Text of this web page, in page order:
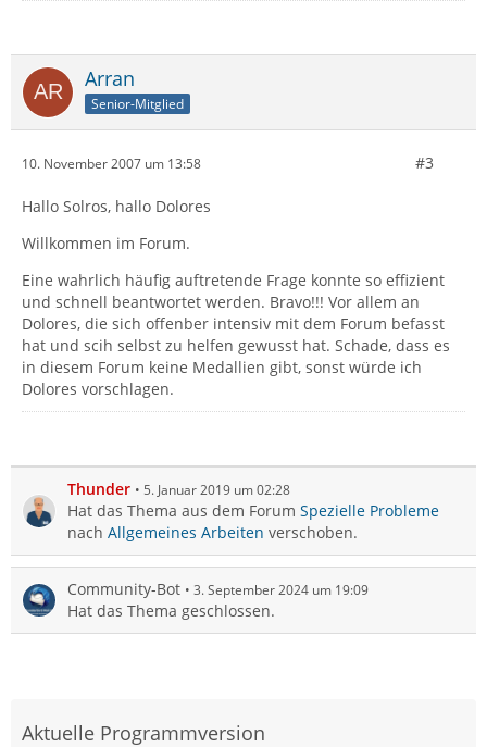
Arran
Senior-Mitglied
10. November 2007 um 13:58 #3
Hallo Solros, hallo Dolores
Willkommen im Forum.
Eine wahrlich häufig auftretende Frage konnte so effizient
und schnell beantwortet werden. Bravo!!! Vor allem an
Dolores, die sich offenber intensiv mit dem Forum befasst
hat und scih selbst zu helfen gewusst hat. Schade, dass es
in diesem Forum keine Medallien gibt, sonst würde ich
Dolores vorschlagen.
Thunder 5. Januar 2019 um 02:28
Hat das Thema aus dem Forum Spezielle Probleme
nach Allgemeines Arbeiten verschoben.
Community-Bot 3. September 2024 um 19:09
Hat das Thema geschlossen.
Aktuelle Programmversion